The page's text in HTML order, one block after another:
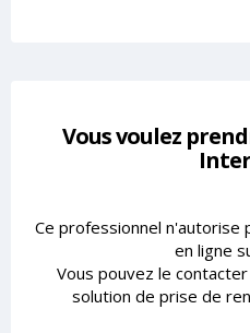
Vous voulez
Ce professionnel n'autorise
en ligne
Vous pouvez le
solution de prise de